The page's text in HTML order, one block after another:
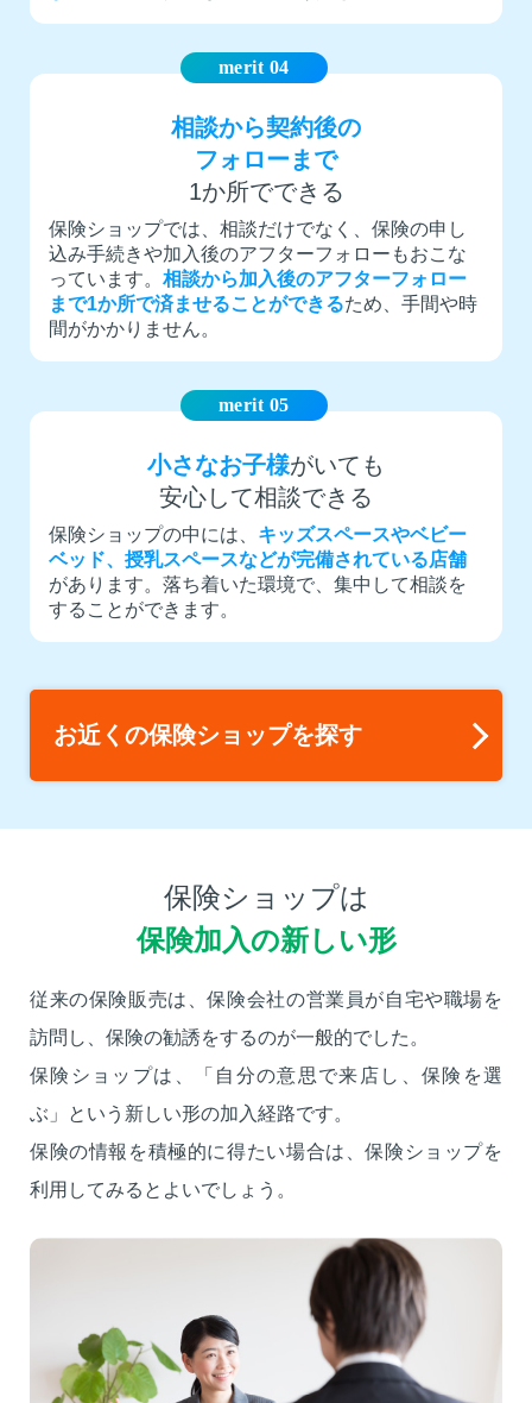
merit 04
相談から契約後の
フォローまで
1か所でできる
保険ショップでは、相談だけでなく、保険の申し
込み手続きや加入後のアフターフォローもおこな
っています。 相談から加入後のアフターフォロー
まで1か所で済ませることができるため、手間や時
間がかかりません。
merit 05
小さなお子様がいても
安心して相談できる
保険ショップの中には、 キッズスペースやベビー
ベッド、授乳スペースなどが完備されている店舗
があります。落ち着いた環境で、集中して相談を
することができます。
お近くの保険ショップを探す
保険ショップは
保険加入の新しい形
従来の保険販売は、保険会社の営業員が自宅や職場を
訪問し、保険の勧誘をするのが一般的でした。
保険ショップは、「自分の意思で来店し、保険を選
ぶ」という新しい形の加入経路です。
保険の情報を積極的に得たい場合は、保険ショップを
利用してみるとよいでしょう。